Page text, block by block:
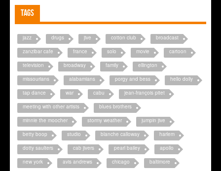
Tags
jazz drugs jive cotton club
broadcast
zanzibar cafe
france solo movie
cartoon
television
broadway family
ellington
missourians
alabamians porgy and bess
hello dolly
tap dance
war cabu
jean-françois pitet
meeting with other artists
blues brothers
minnie the moocher
stormy weather
jumpin jive
betty boop
studio blanche calloway
harlem
dotty saulters
cab jivers pearl bailey
apollo
new york
avis andrews chicago
baltimore